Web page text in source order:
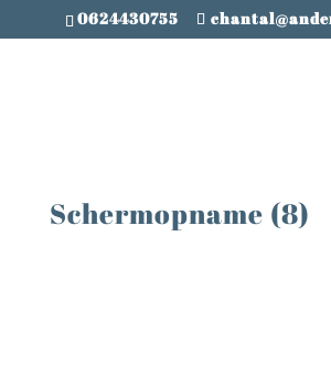
0624430755
Schermopname (8)